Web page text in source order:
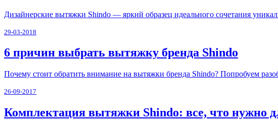
Дизайнерские вытяжки Shindo — яркий образец идеального сочетания
29-03-2018
6 причин выбрать вытяжку бренда Shindo
Почему стоит обратить внимание на вытяжки бренда Shindo? Попробуем
26-09-2017
Комплектация вытяжки Shindo: все, что нужно